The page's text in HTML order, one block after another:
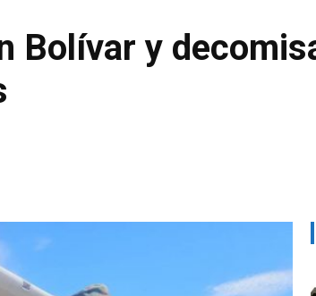
Bolívar y